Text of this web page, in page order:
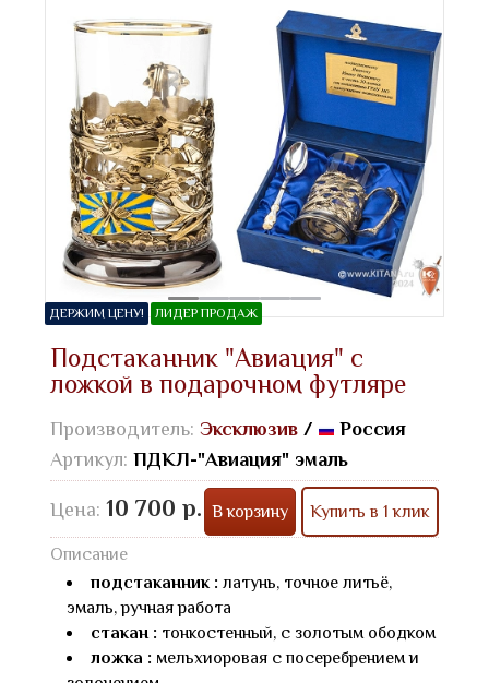
ДЕРЖИМ ЦЕНУ! ЛИДЕР ПРОДАЖ
Подстаканник "Авиация" с
ложкой в подарочном футляре
Производитель: Эксклюзив /
Россия
Артикул: ПДКЛ-"Авиация" эмаль
Цена: 10 700 р. В корзину Купить в 1 клик
Описание
подстаканник : латунь, точное литьё,
эмаль, ручная работа
стакан : тонкостенный, с золотым ободком
ложка : мельхиоровая с посеребрением и